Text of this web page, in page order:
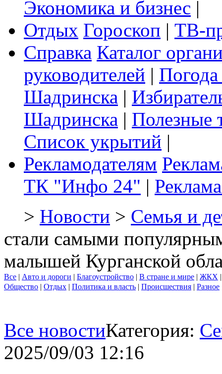
Экономика и бизнес |
Отдых Гороскоп | ТВ-
Справка Каталог
руководителей |
Шадринска |
Шадринска | Полезные
Список укрытий |
Рекламодателям
ТК "Инфо 24" |
> Новости > Семья и
стали самыми
малышей Курганской
Все | Авто и дороги | Благоустройство | В стране и мире | ЖКХ
Общество | Отдых | Политика и власть | Происшествия | Разное
Все новостиКатегория:
2025/09/03 12:16